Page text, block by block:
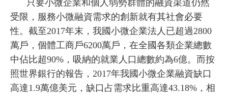
只要小微企業和個人弱勢群體的融資渠道仍然
受限，服務小微融資需求的創新就有其社會必要
性。截至2017年末，我國小微企業法人已超過2800
萬戶，個體工商戶6200萬戶，在全國各類企業總數
中佔比超90%，吸納的就業人口總數約為6億。而按
照世界銀行的報告，2017年我國小微企業融資缺口
高達1.9萬億美元，缺口占需求比重高達43.18%，相